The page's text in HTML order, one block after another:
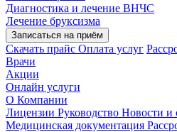
Диагностика и лечение ВНЧС
Лечение бруксизма
Записаться на приём
Скачать прайс Оплата услуг
Врачи
Акции
Онлайн услуги
О Компании
Лицензии Руководство Новости и
Медицинская документация